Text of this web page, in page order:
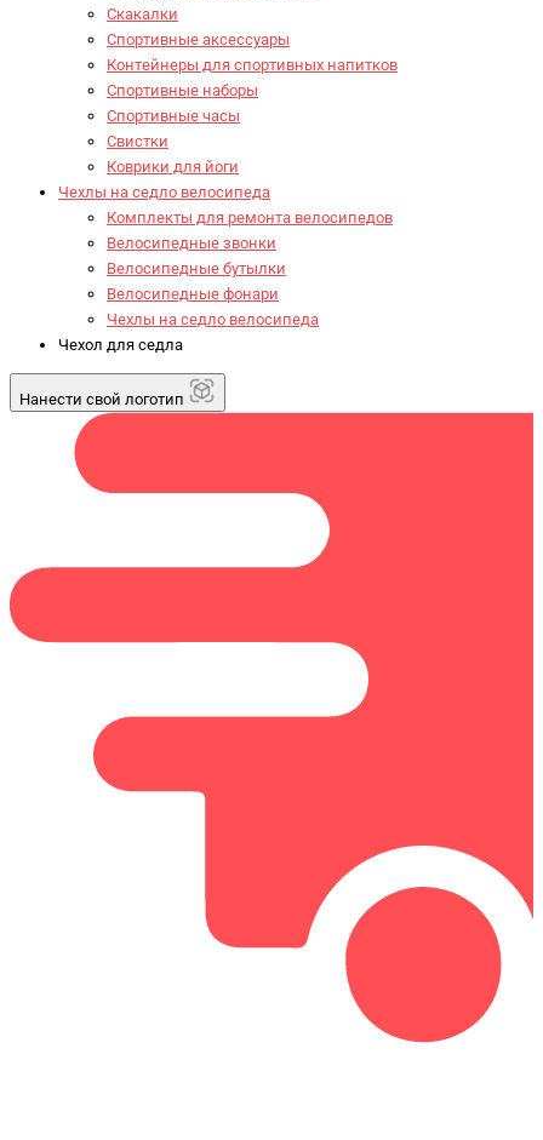
Скакалки
Спортивные аксессуары
Контейнеры для спортивных напитков
Спортивные наборы
Спортивные часы
Свистки
Коврики для йоги
Чехлы на седло велосипеда
Комплекты для ремонта велосипедов
Велосипедные звонки
Велосипедные бутылки
Велосипедные фонари
Чехлы на седло велосипеда
Чехол для седла
Нанести свой логотип